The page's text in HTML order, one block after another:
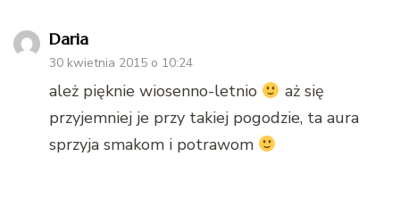
Daria
30 kwietnia 2015 o 10:24
ależ pięknie wiosenno-letnio
aż się
przyjemniej je przy takiej pogodzie, ta aura
sprzyja smakom i potrawom